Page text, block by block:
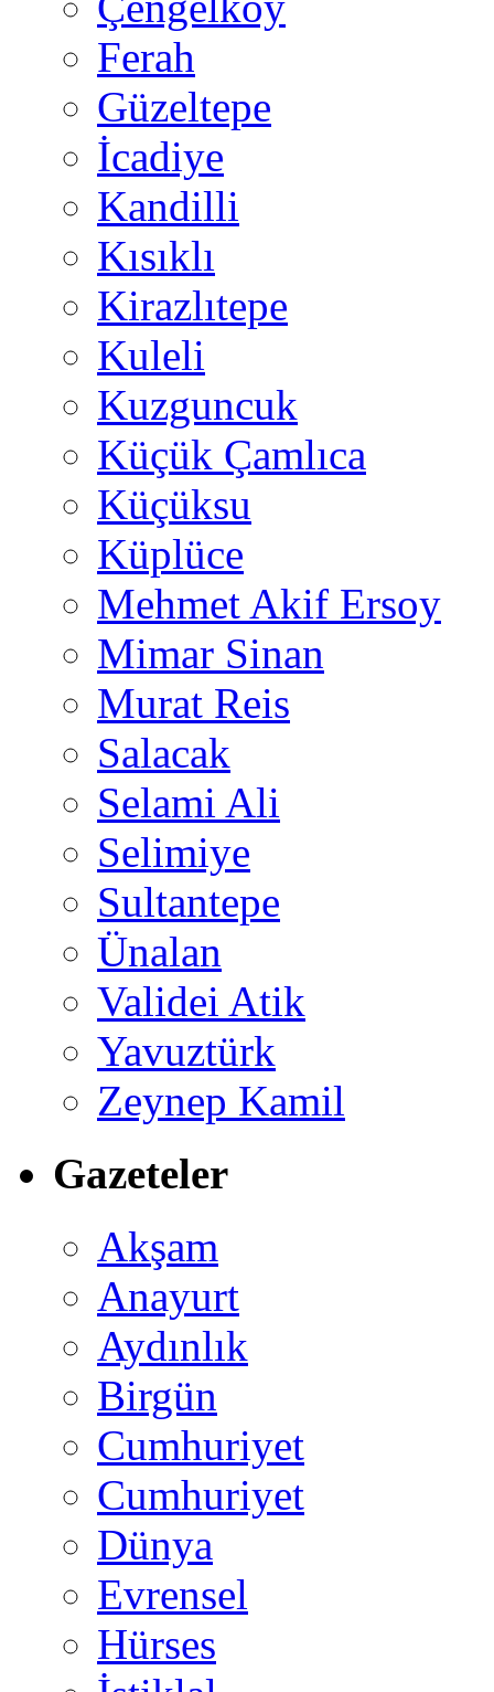
Ferah
Güzeltepe
İcadiye
Kandilli
Kısıklı
Kirazlıtepe
Kuleli
Kuzguncuk
Küçük Çamlıca
Küçüksu
Küplüce
Mehmet Akif Ersoy
Mimar Sinan
Murat Reis
Salacak
Selami Ali
Selimiye
Sultantepe
Ünalan
Validei Atik
Yavuztürk
Zeynep Kamil
Gazeteler
Akşam
Anayurt
Aydınlık
Birgün
Cumhuriyet
Cumhuriyet
Dünya
Evrensel
Hürses